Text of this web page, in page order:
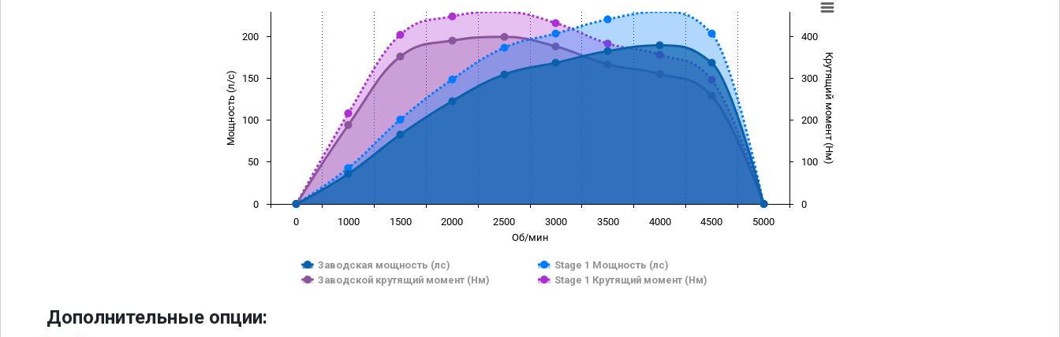
Об/мин
Мощность (л/с) Крутящий момент (Нм)
Заводская мощность (лс)
Stage 1 Мощность (лс)
Заводской крутящий момент (Нм)
Stage 1 Крутящий момент (Нм)
0 1000 1500 2000 2500 3000 3500 4000 4500 5000
0
50
100
150
200
0
100
200
300
400
Дополнительные опции: